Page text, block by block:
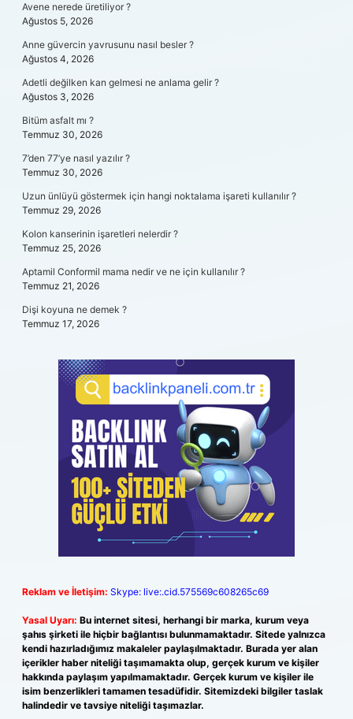
Avene nerede üretiliyor ?
Ağustos 5, 2026
Anne güvercin yavrusunu nasıl besler ?
Ağustos 4, 2026
Adetli değilken kan gelmesi ne anlama gelir ?
Ağustos 3, 2026
Bitüm asfalt mı ?
Temmuz 30, 2026
7’den 77’ye nasıl yazılır ?
Temmuz 30, 2026
Uzun ünlüyü göstermek için hangi noktalama işareti kullanılır ?
Temmuz 29, 2026
Kolon kanserinin işaretleri nelerdir ?
Temmuz 25, 2026
Aptamil Conformil mama nedir ve ne için kullanılır ?
Temmuz 21, 2026
Dişi koyuna ne demek ?
Temmuz 17, 2026
Reklam ve İletişim: Skype: live:.cid.575569c608265c69
Yasal Uyarı: Bu internet sitesi, herhangi bir marka, kurum veya
şahıs şirketi ile hiçbir bağlantısı bulunmamaktadır. Sitede yalnızca
kendi hazırladığımız makaleler paylaşılmaktadır. Burada yer alan
içerikler haber niteliği taşımamakta olup, gerçek kurum ve kişiler
hakkında paylaşım yapılmamaktadır. Gerçek kurum ve kişiler ile
isim benzerlikleri tamamen tesadüfidir. Sitemizdeki bilgiler taslak
halindedir ve tavsiye niteliği taşımazlar.